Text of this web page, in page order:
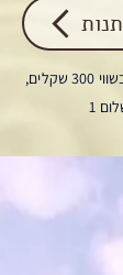
בונוס , סדנה יייחודית במתנה, בשווי 300 שקלים,
1